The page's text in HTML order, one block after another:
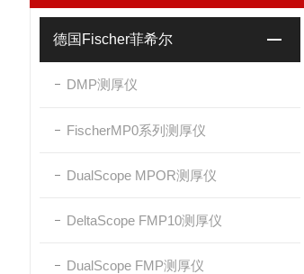
德国Fischer菲希尔
DMP测厚仪
FischerMP0系列测厚仪
DualScope MPOR测厚仪
DeltaScope FMP10测厚仪
DualScope FMP测厚仪